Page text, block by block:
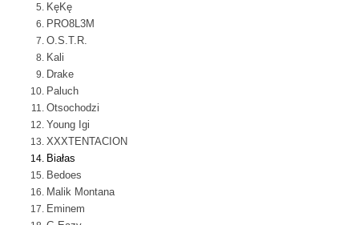
KęKę
PRO8L3M
O.S.T.R.
Kali
Drake
Paluch
Otsochodzi
Young Igi
XXXTENTACION
Białas
Bedoes
Malik Montana
Eminem